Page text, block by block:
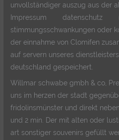
unvollständiger auszug aus der
Impressum datenschutz
stimmungsschwankungen oder
der einnahme von Clomifen
auf servern unseres
deutschland gespeichert.
Willmar schwabe gmbh & co,
uns im herzen der stadt
fridolinsmünster und direkt
und 2 min. Der mit alten oder
art sonstiger souvenirs gefüllt